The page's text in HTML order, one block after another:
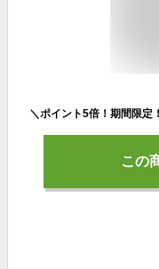
この